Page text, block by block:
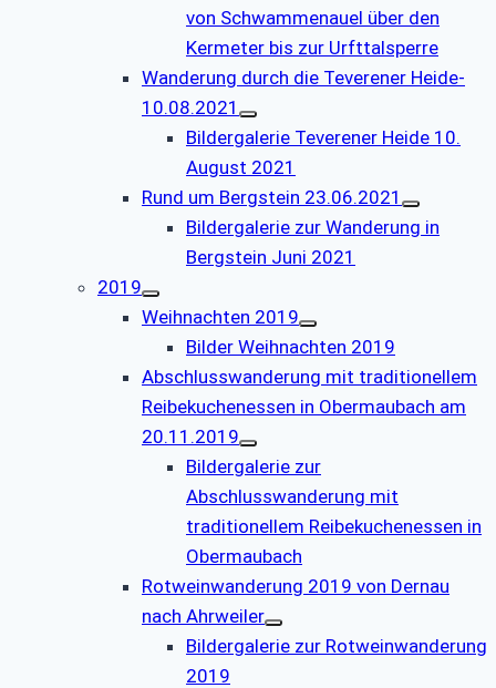
von Schwammenauel über den
Kermeter bis zur Urfttalsperre
Wanderung durch die Teverener Heide-
10.08.2021
Bildergalerie Teverener Heide 10.
August 2021
Rund um Bergstein 23.06.2021
Bildergalerie zur Wanderung in
Bergstein Juni 2021
2019
Weihnachten 2019
Bilder Weihnachten 2019
Abschlusswanderung mit traditionellem
Reibekuchenessen in Obermaubach am
20.11.2019
Bildergalerie zur
Abschlusswanderung mit
traditionellem Reibekuchenessen in
Obermaubach
Rotweinwanderung 2019 von Dernau
nach Ahrweiler
Bildergalerie zur Rotweinwanderung
2019